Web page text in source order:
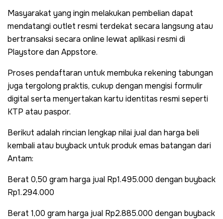
Masyarakat yang ingin melakukan pembelian dapat
mendatangi outlet resmi terdekat secara langsung atau
bertransaksi secara online lewat aplikasi resmi di
Playstore dan Appstore.
Proses pendaftaran untuk membuka rekening tabungan
juga tergolong praktis, cukup dengan mengisi formulir
digital serta menyertakan kartu identitas resmi seperti
KTP atau paspor.
Berikut adalah rincian lengkap nilai jual dan harga beli
kembali atau buyback untuk produk emas batangan dari
Antam:
Berat 0,50 gram harga jual Rp1.495.000 dengan buyback
Rp1.294.000
Berat 1,00 gram harga jual Rp2.885.000 dengan buyback